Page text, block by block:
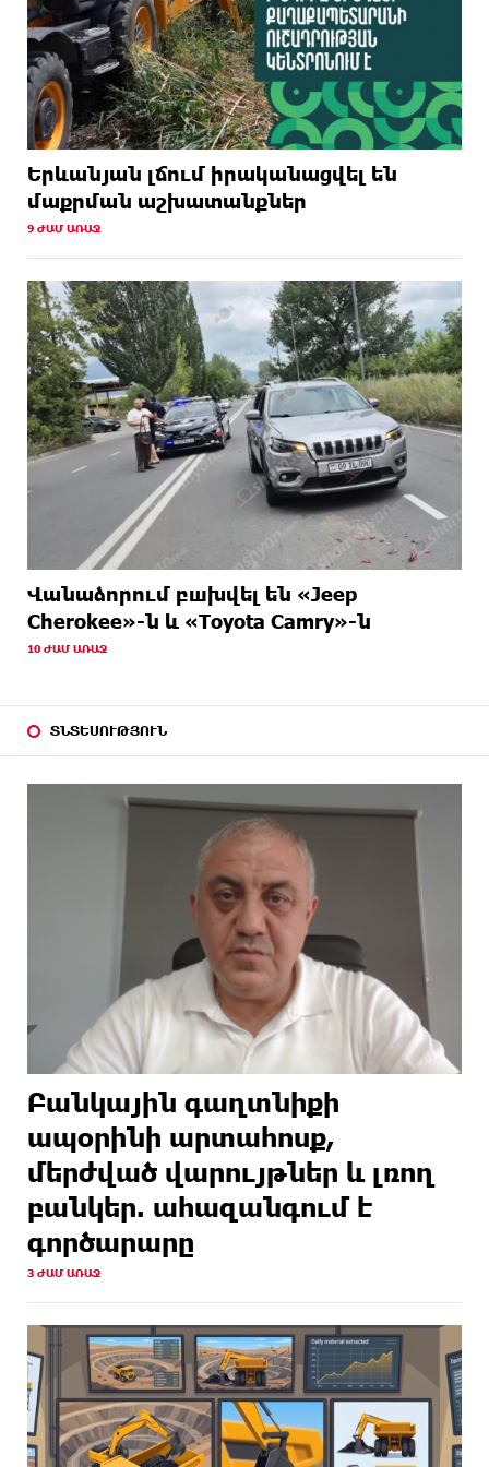
Երևանյան լճում իրականացվել են
մաքրման աշխատանքներ
9 ԺԱՄ ԱՌԱՋ
Վանաձորում բшխվել են «Jeep
Cherokee»-ն և «Toyota Camry»-ն
10 ԺԱՄ ԱՌԱՋ
ՏՆՏԵՍՈՒԹՅՈՒՆ
Բանկային գաղտնիքի
ապօրինի արտահոսք,
մերժված վարույթներ և լռող
բանկեր. ահազանգում է
գործարարը
3 ԺԱՄ ԱՌԱՋ